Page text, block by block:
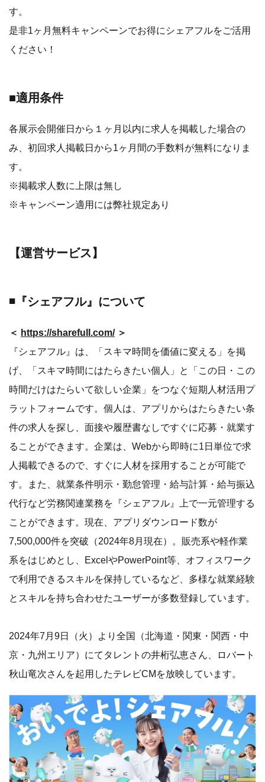
す。
是非1ヶ月無料キャンペーンでお得にシェアフルをご活用
ください！
■適用条件
各展示会開催日から１ヶ月以内に求人を掲載した場合の
み、初回求人掲載日から1ヶ月間の手数料が無料になりま
す。
※掲載求人数に上限は無し
※キャンペーン適用には弊社規定あり
【運営サービス】
◾️『シェアフル』について
＜ https://sharefull.com/ ＞
『シェアフル』は、「スキマ時間を価値に変える」を掲
げ、「スキマ時間にはたらきたい個人」と「この日・この
時間だけはたらいて欲しい企業」をつなぐ短期人材活用プ
ラットフォームです。個人は、アプリからはたらきたい条
件の求人を探し、面接や履歴書なしですぐに応募・就業す
ることができます。企業は、Webから即時に1日単位で求
人掲載できるので、すぐに人材を採用することが可能で
す。また、就業条件明示・勤怠管理・給与計算・給与振込
代行など労務関連業務を『シェアフル』上で一元管理する
ことができます。現在、アプリダウンロード数が
7,500,000件を突破（2024年8月現在）。販売系や軽作業
系をはじめとし、ExcelやPowerPoint等、オフィスワーク
で利用できるスキルを保持しているなど、多様な就業経験
とスキルを持ち合わせたユーザーが多数登録しています。
2024年7月9日（火）より全国（北海道・関東・関西・中
京・九州エリア）にてタレントの井桁弘恵さん、ロバート
秋山竜次さんを起用したテレビCMを放映しています。